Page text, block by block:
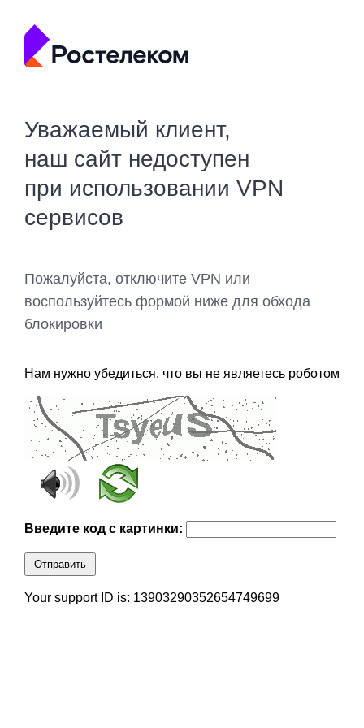
Уважаемый клиент,
наш сайт недоступен
при использовании VPN
сервисов
Пожалуйста, отключите VPN или
воспользуйтесь формой ниже для обхода
блокировки
Нам нужно убедиться, что вы не являетесь роботом
Введите код с картинки:
Отправить
Your support ID is: 13903290352654749699